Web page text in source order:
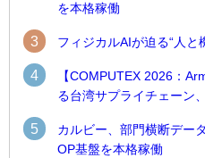
を本格稼働
3 フィジカルAIが迫る“人と
4
【COMPUTEX 2026：
る台湾サプライチェーン
5
カルビー、部門横断デー
OP基盤を本格稼働